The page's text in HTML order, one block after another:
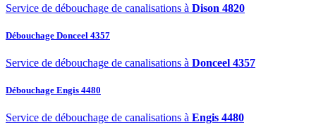
Service de débouchage de canalisations à Dison 4820
Débouchage Donceel 4357
Service de débouchage de canalisations à Donceel 4357
Débouchage Engis 4480
Service de débouchage de canalisations à Engis 4480